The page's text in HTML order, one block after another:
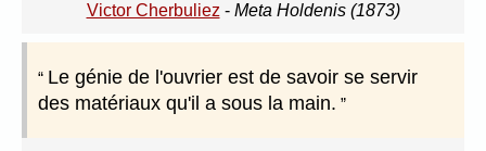
Victor Cherbuliez - Meta Holdenis (1873)
Le génie de l'ouvrier est de savoir se servir
des matériaux qu'il a sous la main.